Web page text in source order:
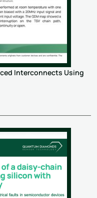
Interconnects Using